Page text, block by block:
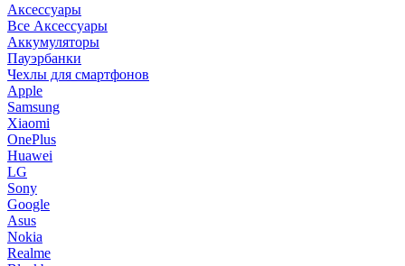
Аксессуары
Все Аксессуары
Аккумуляторы
Пауэрбанки
Чехлы для смартфонов
Apple
Samsung
Xiaomi
OnePlus
Huawei
LG
Sony
Google
Asus
Nokia
Realme